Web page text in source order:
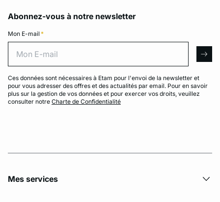
Abonnez-vous à notre newsletter
Mon E-mail *
Ces données sont nécessaires à Etam pour l'envoi de la newsletter et
pour vous adresser des offres et des actualités par email. Pour en savoir
plus sur la gestion de vos données et pour exercer vos droits, veuillez
consulter notre Charte de Confidentialité
Mes services